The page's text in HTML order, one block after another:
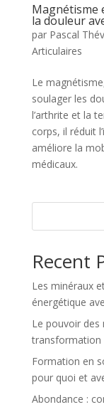
Magnétisme
la douleur
par Pascal
Articulaires
Le
soulager les
l’arthrite et la
corps, il réduit
améliore la
médicaux.
Recent
Les minéraux
énergétique
Le pouvoir des
transformation
Formation en
pour quoi et
Abondance :